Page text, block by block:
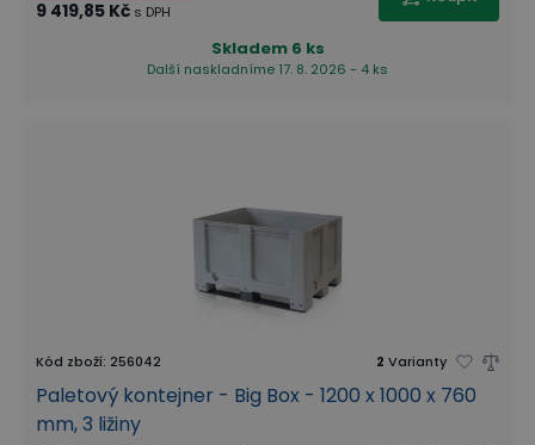
9 419,85 Kč s DPH
Skladem 6 ks
Další naskladníme 17. 8. 2026 - 4 ks
Kód zboží: 256042 2 Varianty
Paletový kontejner - Big Box - 1200 x 1000 x 760
mm, 3 ližiny